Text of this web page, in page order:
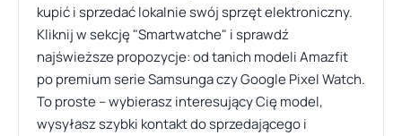
kupić i sprzedać lokalnie swój sprzęt elektroniczny.
Kliknij w sekcję "Smartwatche" i sprawdź
najświeższe propozycje: od tanich modeli Amazfit
po premium serie Samsunga czy Google Pixel Watch.
To proste – wybierasz interesujący Cię model,
wysyłasz szybki kontakt do sprzedającego i